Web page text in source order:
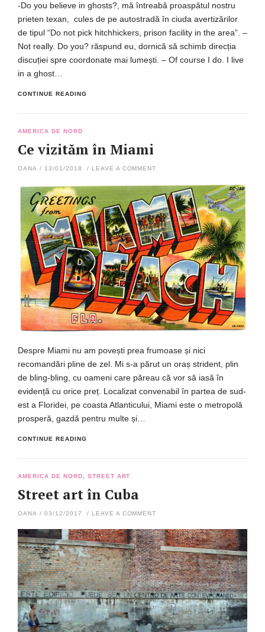
-Do you believe in ghosts?, mă întreabă proaspătul nostru
prieten texan, cules de pe autostradă în ciuda avertizărilor
de tipul “Do not pick hitchhickers, prison facility in the area”. –
Not really. Do you? răspund eu, dornică să schimb direcția
discuției spre coordonate mai lumești. – Of course I do. I live
in a ghost…
CONTINUE READING
AMERICA DE NORD
Ce vizităm în Miami
OANA / 13/01/2018 / LEAVE A COMMENT
Despre Miami nu am povești prea frumoase și nici
recomandări pline de zel. Mi s-a părut un oraș strident, plin
de bling-bling, cu oameni care păreau că vor să iasă în
evidență cu orice preț. Localizat convenabil în partea de sud-
est a Floridei, pe coasta Atlanticului, Miami este o metropolă
prosperă, gazdă pentru multe și…
CONTINUE READING
AMERICA DE NORD STREET ART
Street art în Cuba
OANA / 03/12/2017 / LEAVE A COMMENT